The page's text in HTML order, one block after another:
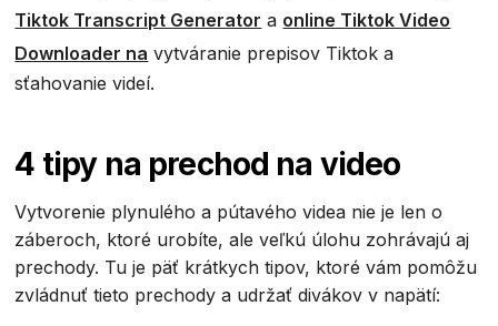
Tiktok Transcript Generator a online Tiktok Video
Downloader na vytváranie prepisov Tiktok a
sťahovanie videí.
4 tipy na prechod na video
Vytvorenie plynulého a pútavého videa nie je len o
záberoch, ktoré urobíte, ale veľkú úlohu zohrávajú aj
prechody. Tu je päť krátkych tipov, ktoré vám pomôžu
zvládnuť tieto prechody a udržať divákov v napätí: